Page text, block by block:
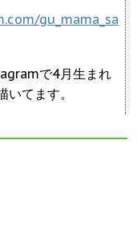
gu_mama_sa
で4月生まれ
てます。